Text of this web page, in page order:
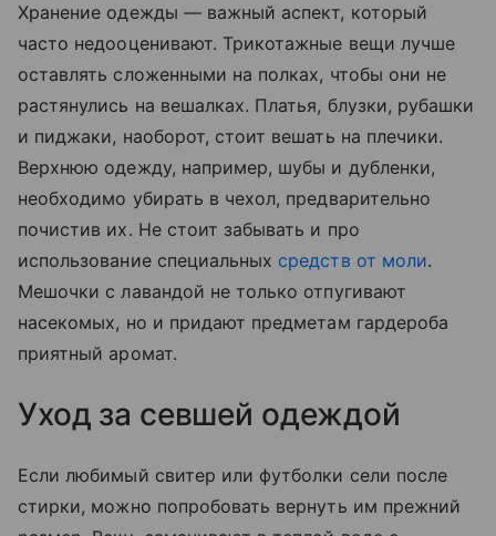
Хранение одежды — важный аспект, который
часто недооценивают. Трикотажные вещи лучше
оставлять сложенными на полках, чтобы они не
растянулись на вешалках. Платья, блузки, рубашки
и пиджаки, наоборот, стоит вешать на плечики.
Верхнюю одежду, например, шубы и дубленки,
необходимо убирать в чехол, предварительно
почистив их. Не стоит забывать и про
использование специальных средств от моли.
Мешочки с лавандой не только отпугивают
насекомых, но и придают предметам гардероба
приятный аромат.
Уход за севшей одеждой
Если любимый свитер или футболки сели после
стирки, можно попробовать вернуть им прежний